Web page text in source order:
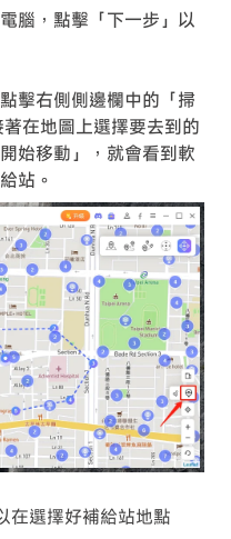
腦，點擊「下一步」以
擊右側側邊欄中的「掃
在地圖上選擇要去到的
始移動」，就會看到軟
站。
在選擇好補給站地點